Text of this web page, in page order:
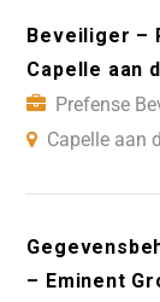
Beveiliger –
Capelle aan
Prefense
Capelle aan
– Eminent